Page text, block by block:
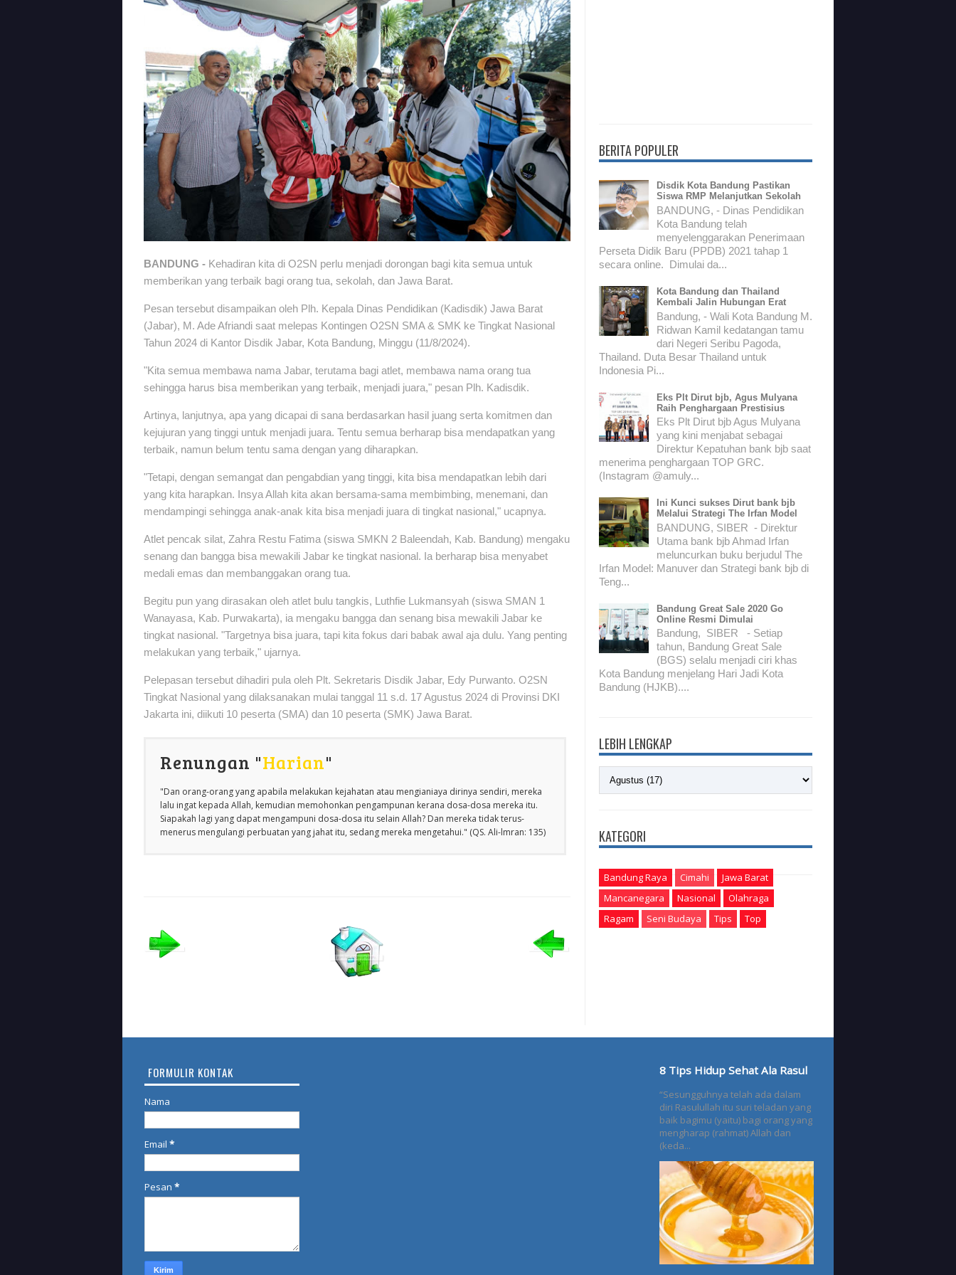
BANDUNG - Kehadiran kita di O2SN perlu menjadi dorongan bagi kita semua untuk
memberikan yang terbaik bagi orang tua, sekolah, dan Jawa Barat.
Pesan tersebut disampaikan oleh Plh. Kepala Dinas Pendidikan (Kadisdik) Jawa Barat
(Jabar), M. Ade Afriandi saat melepas Kontingen O2SN SMA & SMK ke Tingkat Nasional
Tahun 2024 di Kantor Disdik Jabar, Kota Bandung, Minggu (11/8/2024).
"Kita semua membawa nama Jabar, terutama bagi atlet, membawa nama orang tua
sehingga harus bisa memberikan yang terbaik, menjadi juara," pesan Plh. Kadisdik.
Artinya, lanjutnya, apa yang dicapai di sana berdasarkan hasil juang serta komitmen dan
kejujuran yang tinggi untuk menjadi juara. Tentu semua berharap bisa mendapatkan yang
terbaik, namun belum tentu sama dengan yang diharapkan.
"Tetapi, dengan semangat dan pengabdian yang tinggi, kita bisa mendapatkan lebih dari
yang kita harapkan. Insya Allah kita akan bersama-sama membimbing, menemani, dan
mendampingi sehingga anak-anak kita bisa menjadi juara di tingkat nasional," ucapnya.
Atlet pencak silat, Zahra Restu Fatima (siswa SMKN 2 Baleendah, Kab. Bandung) mengaku
senang dan bangga bisa mewakili Jabar ke tingkat nasional. Ia berharap bisa menyabet
medali emas dan membanggakan orang tua.
Begitu pun yang dirasakan oleh atlet bulu tangkis, Luthfie Lukmansyah (siswa SMAN 1
Wanayasa, Kab. Purwakarta), ia mengaku bangga dan senang bisa mewakili Jabar ke
tingkat nasional. "Targetnya bisa juara, tapi kita fokus dari babak awal aja dulu. Yang penting
melakukan yang terbaik," ujarnya.
Pelepasan tersebut dihadiri pula oleh Plt. Sekretaris Disdik Jabar, Edy Purwanto. O2SN
Tingkat Nasional yang dilaksanakan mulai tanggal 11 s.d. 17 Agustus 2024 di Provinsi DKI
Jakarta ini, diikuti 10 peserta (SMA) dan 10 peserta (SMK) Jawa Barat.
Renungan "Harian"
"Dan orang-orang yang apabila melakukan kejahatan atau mengianiaya dirinya sendiri, mereka
lalu ingat kepada Allah, kemudian memohonkan pengampunan kerana dosa-dosa mereka itu.
Siapakah lagi yang dapat mengampuni dosa-dosa itu selain Allah? Dan mereka tidak terus-
menerus mengulangi perbuatan yang jahat itu, sedang mereka mengetahui." (QS. Ali-lmran: 135)
BERITA POPULER
Disdik Kota Bandung Pastikan
Siswa RMP Melanjutkan Sekolah
BANDUNG, - Dinas Pendidikan
Kota Bandung telah
menyelenggarakan Penerimaan
Perseta Didik Baru (PPDB) 2021 tahap 1
secara online. Dimulai da...
Kota Bandung dan Thailand
Kembali Jalin Hubungan Erat
Bandung, - Wali Kota Bandung M.
Ridwan Kamil kedatangan tamu
dari Negeri Seribu Pagoda,
Thailand. Duta Besar Thailand untuk
Indonesia Pi...
Eks Plt Dirut bjb, Agus Mulyana
Raih Penghargaan Prestisius
Eks Plt Dirut bjb Agus Mulyana
yang kini menjabat sebagai
Direktur Kepatuhan bank bjb saat
menerima penghargaan TOP GRC.
(Instagram @amuly...
Ini Kunci sukses Dirut bank bjb
Melalui Strategi The Irfan Model
BANDUNG, SIBER - Direktur
Utama bank bjb Ahmad Irfan
meluncurkan buku berjudul The
Irfan Model: Manuver dan Strategi bank bjb di
Teng...
Bandung Great Sale 2020 Go
Online Resmi Dimulai
Bandung, SIBER - Setiap
tahun, Bandung Great Sale
(BGS) selalu menjadi ciri khas
Kota Bandung menjelang Hari Jadi Kota
Bandung (HJKB)....
LEBIH LENGKAP
KATEGORI
Bandung Raya Cimahi
Jawa Barat
Mancanegara
Nasional
Olahraga
Ragam
Seni Budaya Tips Top
FORMULIR KONTAK
Nama
Email *
Pesan *
8 Tips Hidup Sehat Ala Rasul
“Sesungguhnya telah ada dalam
diri Rasulullah itu suri teladan yang
baik bagimu (yaitu) bagi orang yang
mengharap (rahmat) Allah dan
(keda...